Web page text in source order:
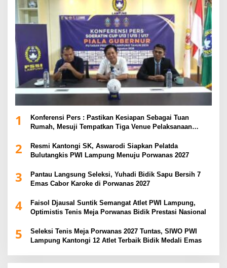
1
Konferensi Pers : Pastikan Kesiapan Sebagai Tuan
Rumah, Mesuji Tempatkan Tiga Venue Pelaksanaan
2
Resmi Kantongi SK, Aswarodi Siapkan Pelatda
Bulutangkis PWI Lampung Menuju Porwanas 2027
3
Pantau Langsung Seleksi, Yuhadi Bidik Sapu Bersih 7
Emas Cabor Karoke di Porwanas 2027
4
Faisol Djausal Suntik Semangat Atlet PWI Lampung,
Optimistis Tenis Meja Porwanas Bidik Prestasi Nasional
5
Seleksi Tenis Meja Porwanas 2027 Tuntas, SIWO PWI
Lampung Kantongi 12 Atlet Terbaik Bidik Medali Emas